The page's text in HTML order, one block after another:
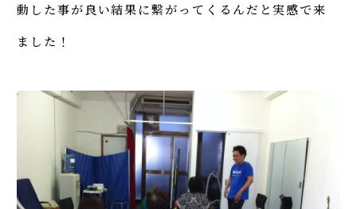
動した事が良い結果に繋がってくるんだと実感で来
ました！